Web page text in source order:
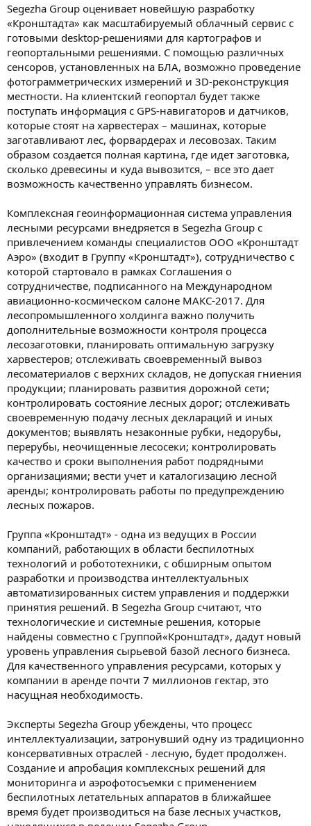
Segezha Group оценивает новейшую разработку
«Кронштадта» как масштабируемый облачный сервис с
готовыми desktop-решениями для картографов и
геопортальными решениями. С помощью различных
сенсоров, установленных на БЛА, возможно проведение
фотограмметрических измерений и 3D-реконструкция
местности. На клиентский геопортал будет также
поступать информация с GPS-навигаторов и датчиков,
которые стоят на харвестерах – машинах, которые
заготавливают лес, форвардерах и лесовозах. Таким
образом создается полная картина, где идет заготовка,
сколько древесины и куда вывозится, – все это дает
возможность качественно управлять бизнесом.
Комплексная геоинформационная система управления
лесными ресурсами внедряется в Segezha Group с
привлечением команды специалистов ООО «Кронштадт
Аэро» (входит в Группу «Кронштадт»), сотрудничество с
которой стартовало в рамках Соглашения о
сотрудничестве, подписанного на Международном
авиационно-космическом салоне МАКС-2017. Для
лесопромышленного холдинга важно получить
дополнительные возможности контроля процесса
лесозаготовки, планировать оптимальную загрузку
харвестеров; отслеживать своевременный вывоз
лесоматериалов с верхних складов, не допуская гниения
продукции; планировать развития дорожной сети;
контролировать состояние лесных дорог; отслеживать
своевременную подачу лесных деклараций и иных
документов; выявлять незаконные рубки, недорубы,
перерубы, неочищенные лесосеки; контролировать
качество и сроки выполнения работ подрядными
организациями; вести учет и каталогизацию лесной
аренды; контролировать работы по предупреждению
лесных пожаров.
Группа «Кронштадт» - одна из ведущих в России
компаний, работающих в области беспилотных
технологий и робототехники, с обширным опытом
разработки и производства интеллектуальных
автоматизированных систем управления и поддержки
принятия решений. В Segezha Group считают, что
технологические и системные решения, которые
найдены совместно с Группой«Кронштадт», дадут новый
уровень управления сырьевой базой лесного бизнеса.
Для качественного управления ресурсами, которых у
компании в аренде почти 7 миллионов гектар, это
насущная необходимость.
Эксперты Segezha Group убеждены, что процесс
интеллектуализации, затронувший одну из традиционно
консервативных отраслей - лесную, будет продолжен.
Создание и апробация комплексных решений для
мониторинга и аэрофотосъемки с применением
беспилотных летательных аппаратов в ближайшее
время будет производиться на базе лесных участков,